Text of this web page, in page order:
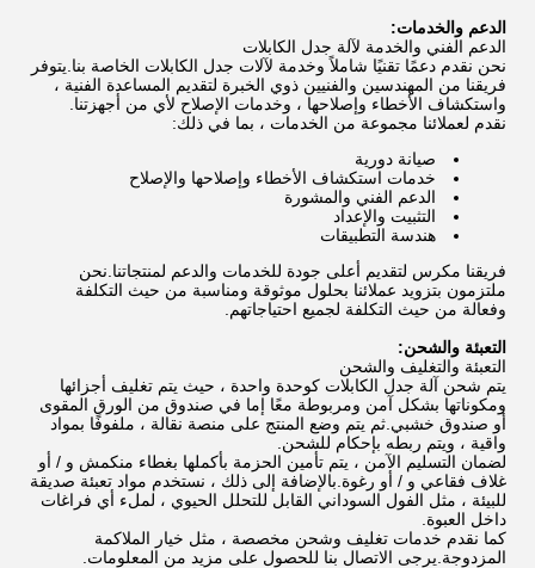
الدعم والخدمات:
الدعم الفني والخدمة لآلة جدل الكابلات
نحن نقدم دعمًا تقنيًا شاملاً وخدمة لآلات جدل الكابلات الخاصة بنا.يتوفر
فريقنا من المهندسين والفنيين ذوي الخبرة لتقديم المساعدة الفنية ،
واستكشاف الأخطاء وإصلاحها ، وخدمات الإصلاح لأي من أجهزتنا.
نقدم لعملائنا مجموعة من الخدمات ، بما في ذلك:
صيانة دورية
خدمات استكشاف الأخطاء وإصلاحها والإصلاح
الدعم الفني والمشورة
التثبيت والإعداد
هندسة التطبيقات
فريقنا مكرس لتقديم أعلى جودة للخدمات والدعم لمنتجاتنا.نحن
ملتزمون بتزويد عملائنا بحلول موثوقة ومناسبة من حيث التكلفة
وفعالة من حيث التكلفة لجميع احتياجاتهم.
التعبئة والشحن:
التعبئة والتغليف والشحن
يتم شحن آلة جدل الكابلات كوحدة واحدة ، حيث يتم تغليف أجزائها
ومكوناتها بشكل آمن ومربوطة معًا إما في صندوق من الورق المقوى
أو صندوق خشبي.ثم يتم وضع المنتج على منصة نقالة ، ملفوفًا بمواد
واقية ، ويتم ربطه بإحكام للشحن.
لضمان التسليم الآمن ، يتم تأمين الحزمة بأكملها بغطاء منكمش و / أو
غلاف فقاعي و / أو رغوة.بالإضافة إلى ذلك ، نستخدم مواد تعبئة صديقة
للبيئة ، مثل الفول السوداني القابل للتحلل الحيوي ، لملء أي فراغات
داخل العبوة.
كما نقدم خدمات تغليف وشحن مخصصة ، مثل خيار الملاكمة
المزدوجة.يرجى الاتصال بنا للحصول على مزيد من المعلومات.